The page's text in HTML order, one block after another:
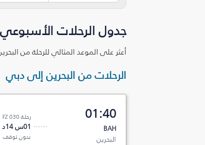
جدول الرحلات
أعثر على الموعد المثالي للرحلة من
الرحلات من البحرين إلى دبي
01:40
BAH
البحرين
رحلة FZ 030
01س 14د
بدون توقف